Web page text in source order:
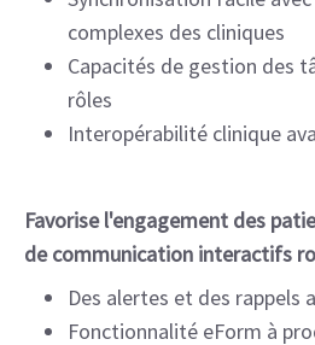
complexes des cliniques
Capacités de gestion des
rôles
Interopérabilité clinique
Favorise l'engagement des
de communication interactifs
Des alertes et des rappels
Fonctionnalité eForm à